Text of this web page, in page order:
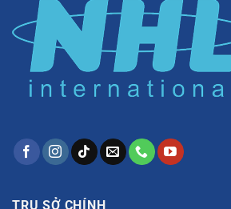
TRỤ SỞ CHÍNH